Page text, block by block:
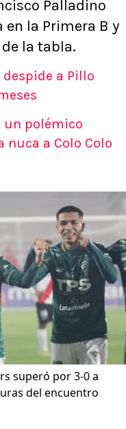
Palladino
la Primera B y
la tabla.
despide a Pillo
un polémico
nuca a Colo Colo
superó por 3-0 a
del encuentro